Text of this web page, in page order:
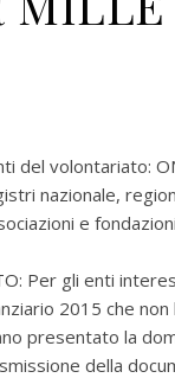
del volontariato:
nazionale,
e
Per gli enti
2015 che
presentato la
della